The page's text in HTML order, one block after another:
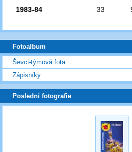
1983-84 33
Fotoalbum
Ševci-týmová fota
Zápisníky
Poslední fotografie